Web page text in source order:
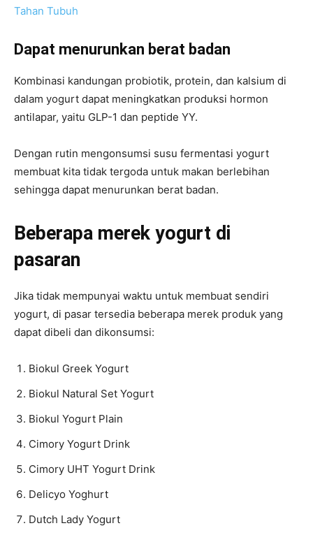
Tahan Tubuh
Dapat menurunkan berat badan
Kombinasi kandungan probiotik, protein, dan kalsium di
dalam yogurt dapat meningkatkan produksi hormon
antilapar, yaitu GLP-1 dan peptide YY.
Dengan rutin mengonsumsi susu fermentasi yogurt
membuat kita tidak tergoda untuk makan berlebihan
sehingga dapat menurunkan berat badan.
Beberapa merek yogurt di
pasaran
Jika tidak mempunyai waktu untuk membuat sendiri
yogurt, di pasar tersedia beberapa merek produk yang
dapat dibeli dan dikonsumsi:
Biokul Greek Yogurt
Biokul Natural Set Yogurt
Biokul Yogurt Plain
Cimory Yogurt Drink
Cimory UHT Yogurt Drink
Delicyo Yoghurt
Dutch Lady Yogurt